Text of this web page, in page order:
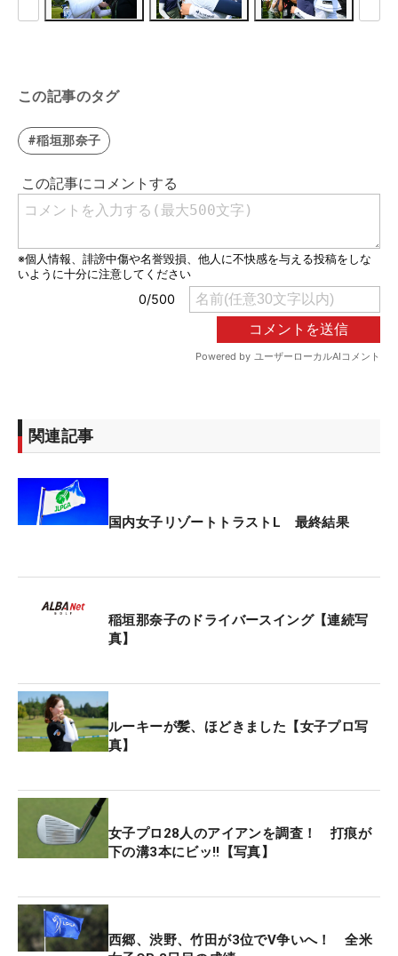
この記事のタグ
#稲垣那奈子
関連記事
国内女子リゾートトラストL 最終結果
稲垣那奈子のドライバースイング【連続写
真】
ルーキーが髪、ほどきました【女子プロ写
真】
女子プロ28人のアイアンを調査！ 打痕が
下の溝3本にビッ‼【写真】
西郷、渋野、竹田が3位でV争いへ！ 全米